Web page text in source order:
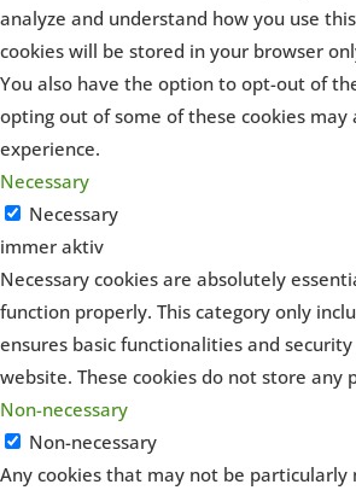
analyze and understand how you use
cookies will be stored in your browser
You also have the option to opt-out of
opting out of some of these cookies
experience.
Necessary
Necessary
immer aktiv
Necessary cookies are absolutely
function properly. This category only
ensures basic functionalities and
website. These cookies do not store any
Non-necessary
Non-necessary
Any cookies that may not be particularly